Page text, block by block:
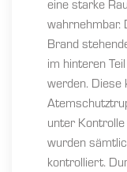
eine starke
wahrnehmbar.
Brand
im hinteren
werden. Diese
unter
wurden
kontrolliert.